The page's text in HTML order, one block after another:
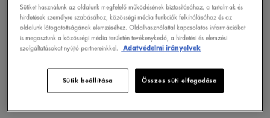
A SZEZONÁLIS
VÁLTOZÁSOK HATÁSSAL
Sütiket használunk az oldalunk megfelelő működésének biztosításához, a tartalmak és
hirdetések személyre szabásához, közösségi média funkciók felkínálásához és az
oldalunk látogatottságának elemzéséhez. Oldalhasználattal kapcsolatos információkat
is megosztunk a közösségi média területén tevékenykedő, a hirdetési és elemzési
szolgáltatásokat nyújtó partnereinkkel.
Adatvédelmi irányelvek
Sütik beállítása Összes süti elfogadása